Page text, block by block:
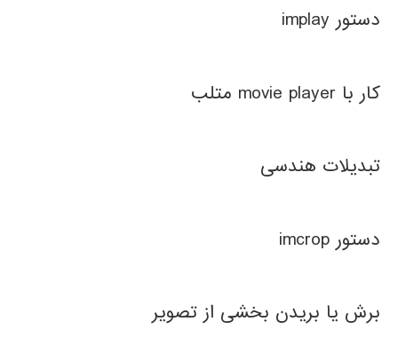
دستور implay
کار با movie player متلب
تبدیلات هندسی
دستور imcrop
برش یا بریدن بخشی از تصویر